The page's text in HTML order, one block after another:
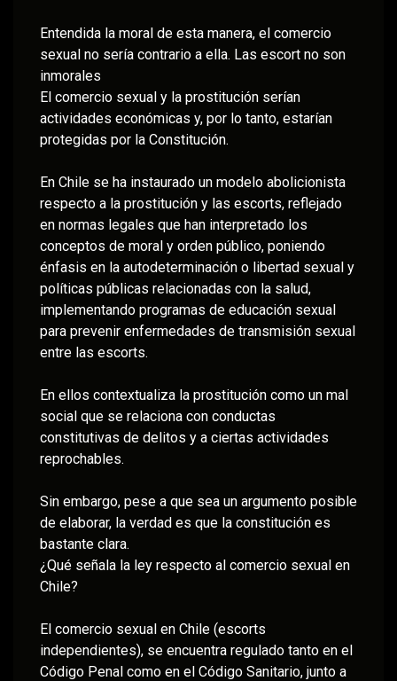
Entendida la moral de esta manera, el comercio
sexual no sería contrario a ella. Las escort no son
inmorales
El comercio sexual y la prostitución serían
actividades económicas y, por lo tanto, estarían
protegidas por la Constitución.
En Chile se ha instaurado un modelo abolicionista
respecto a la prostitución y las escorts, reflejado
en normas legales que han interpretado los
conceptos de moral y orden público, poniendo
énfasis en la autodeterminación o libertad sexual y
políticas públicas relacionadas con la salud,
implementando programas de educación sexual
para prevenir enfermedades de transmisión sexual
entre las escorts.
En ellos contextualiza la prostitución como un mal
social que se relaciona con conductas
constitutivas de delitos y a ciertas actividades
reprochables.
Sin embargo, pese a que sea un argumento posible
de elaborar, la verdad es que la constitución es
bastante clara.
¿Qué señala la ley respecto al comercio sexual en
Chile?
El comercio sexual en Chile (escorts
independientes), se encuentra regulado tanto en el
Código Penal como en el Código Sanitario, junto a